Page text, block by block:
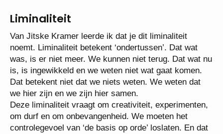
Liminaliteit
Van Jitske Kramer leerde ik dat je dit liminaliteit
noemt. Liminaliteit betekent ‘ondertussen’. Dat wat
was, is er niet meer. We kunnen niet terug. Dat wat nu
is, is ingewikkeld en we weten niet wat gaat komen.
Dat betekent niet dat we niets weten. We weten dat
we hier zijn en we zijn hier samen.
Deze liminaliteit vraagt om creativiteit, experimenten,
om durf en om onbevangenheid. We moeten het
controlegevoel van ‘de basis op orde’ loslaten. En dat